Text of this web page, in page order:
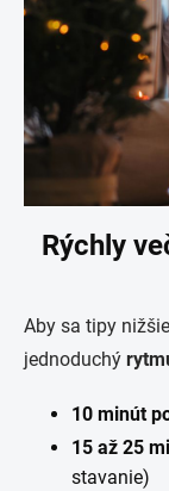
Rýchly
Aby sa tipy
jednoduchý
10 minút
15 až 25
stavanie)